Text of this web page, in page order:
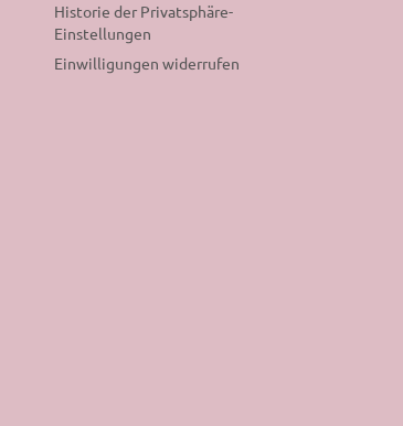
Historie der Privatsphäre-
Einstellungen
Einwilligungen widerrufen